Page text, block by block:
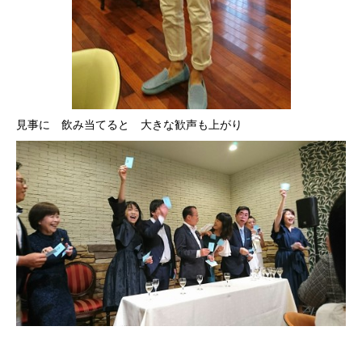
見事に 飲み当てると 大きな歓声も上がり